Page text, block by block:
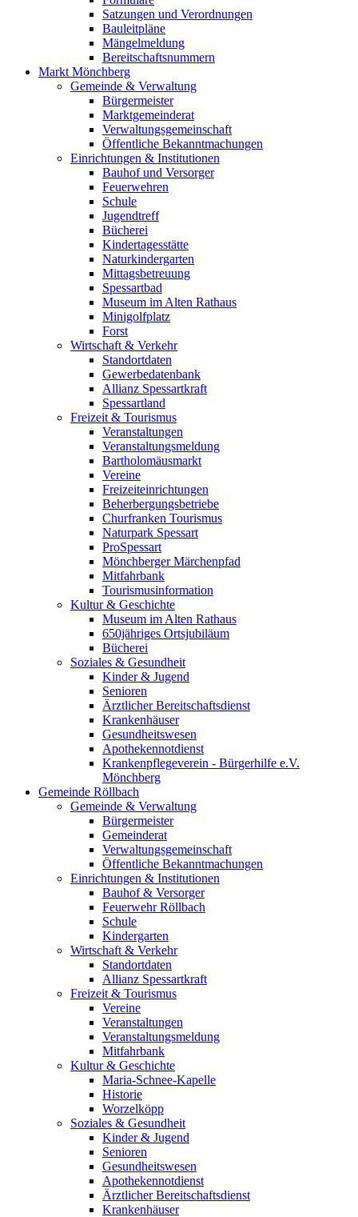
Satzungen und Verordnungen
Bauleitpläne
Mängelmeldung
Bereitschaftsnummern
Markt Mönchberg
Gemeinde & Verwaltung
Bürgermeister
Marktgemeinderat
Verwaltungsgemeinschaft
Öffentliche Bekanntmachungen
Einrichtungen & Institutionen
Bauhof und Versorger
Feuerwehren
Schule
Jugendtreff
Bücherei
Kindertagesstätte
Naturkindergarten
Mittagsbetreuung
Spessartbad
Museum im Alten Rathaus
Minigolfplatz
Forst
Wirtschaft & Verkehr
Standortdaten
Gewerbedatenbank
Allianz Spessartkraft
Spessartland
Freizeit & Tourismus
Veranstaltungen
Veranstaltungsmeldung
Bartholomäusmarkt
Vereine
Freizeiteinrichtungen
Beherbergungsbetriebe
Churfranken Tourismus
Naturpark Spessart
ProSpessart
Mönchberger Märchenpfad
Mitfahrbank
Tourismusinformation
Kultur & Geschichte
Museum im Alten Rathaus
650jähriges Ortsjubiläum
Bücherei
Soziales & Gesundheit
Kinder & Jugend
Senioren
Ärztlicher Bereitschaftsdienst
Krankenhäuser
Gesundheitswesen
Apothekennotdienst
Krankenpflegeverein - Bürgerhilfe e.V.
Mönchberg
Gemeinde Röllbach
Gemeinde & Verwaltung
Bürgermeister
Gemeinderat
Verwaltungsgemeinschaft
Öffentliche Bekanntmachungen
Einrichtungen & Institutionen
Bauhof & Versorger
Feuerwehr Röllbach
Schule
Kindergarten
Wirtschaft & Verkehr
Standortdaten
Allianz Spessartkraft
Freizeit & Tourismus
Vereine
Veranstaltungen
Veranstaltungsmeldung
Mitfahrbank
Kultur & Geschichte
Maria-Schnee-Kapelle
Historie
Worzelköpp
Soziales & Gesundheit
Kinder & Jugend
Senioren
Gesundheitswesen
Apothekennotdienst
Ärztlicher Bereitschaftsdienst
Krankenhäuser